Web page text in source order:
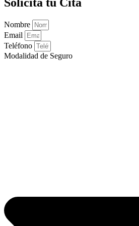
Nombre
Email
Teléfono
Modalidad de Seguro